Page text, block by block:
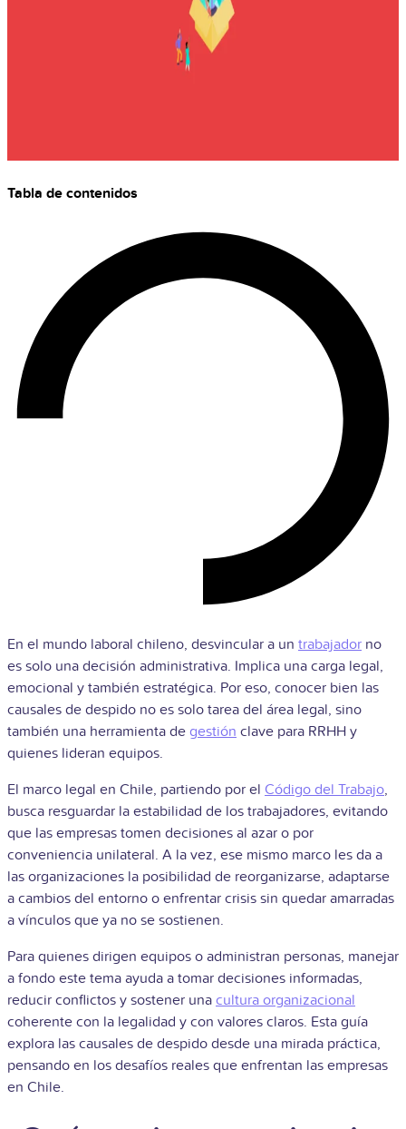
Tabla de contenidos
En el mundo laboral chileno, desvincular a un trabajador no
es solo una decisión administrativa. Implica una carga legal,
emocional y también estratégica. Por eso, conocer bien las
causales de despido no es solo tarea del área legal, sino
también una herramienta de gestión clave para RRHH y
quienes lideran equipos.
El marco legal en Chile, partiendo por el Código del Trabajo,
busca resguardar la estabilidad de los trabajadores, evitando
que las empresas tomen decisiones al azar o por
conveniencia unilateral. A la vez, ese mismo marco les da a
las organizaciones la posibilidad de reorganizarse, adaptarse
a cambios del entorno o enfrentar crisis sin quedar amarradas
a vínculos que ya no se sostienen.
Para quienes dirigen equipos o administran personas, manejar
a fondo este tema ayuda a tomar decisiones informadas,
reducir conflictos y sostener una cultura organizacional
coherente con la legalidad y con valores claros. Esta guía
explora las causales de despido desde una mirada práctica,
pensando en los desafíos reales que enfrentan las empresas
en Chile.